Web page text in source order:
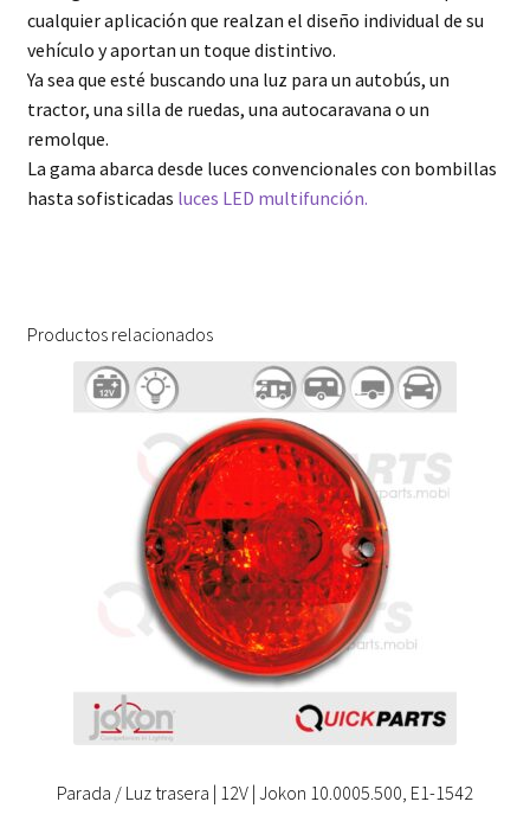
cualquier aplicación que realzan el diseño individual de su
vehículo y aportan un toque distintivo.
Ya sea que esté buscando una luz para un autobús, un
tractor, una silla de ruedas, una autocaravana o un
remolque.
La gama abarca desde luces convencionales con bombillas
hasta sofisticadas luces LED multifunción.
Productos relacionados
Parada / Luz trasera | 12V | Jokon 10.0005.500, E1-1542